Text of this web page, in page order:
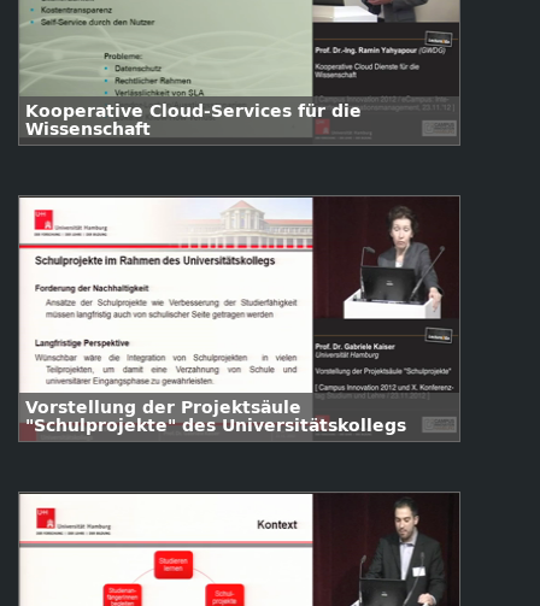
Kooperative Cloud-Services für die
Wissenschaft
Vorstellung der Projektsäule
"Schulprojekte" des Universitätskollegs